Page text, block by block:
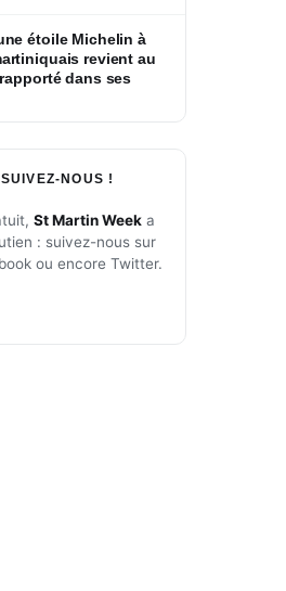
étoile Michelin à
revient au
dans ses
NOUS !
St Martin Week a
: suivez-nous sur
ou encore Twitter.